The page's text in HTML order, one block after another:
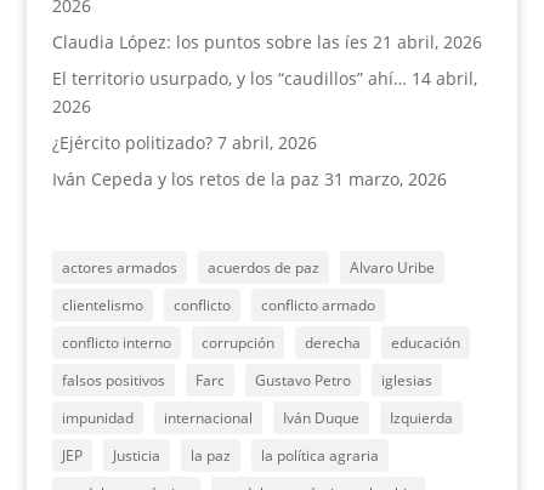
2026
Claudia López: los puntos sobre las íes 21 abril, 2026
El territorio usurpado, y los “caudillos” ahí… 14 abril,
2026
¿Ejército politizado? 7 abril, 2026
Iván Cepeda y los retos de la paz 31 marzo, 2026
actores armados acuerdos de paz
Alvaro Uribe
clientelismo
conflicto
conflicto armado
conflicto interno
corrupción derecha
educación
falsos positivos
Farc Gustavo Petro
iglesias
impunidad
internacional Iván Duque
Izquierda
JEP
Justicia la paz
la política agraria